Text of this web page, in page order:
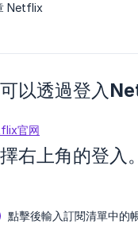
Netflix
以透過登入
官网
右上角的登入。
點擊後輸入訂閱清單中的